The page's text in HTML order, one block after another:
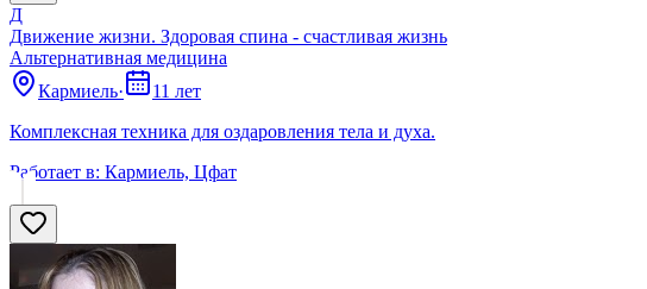
Д
Движение жизни. Здоровая спина - счастливая жизнь
Альтернативная медицина
Кармиель·
11 лет
Комплексная техника для оздаровления тела и духа.
Работает в: Кармиель, Цфат